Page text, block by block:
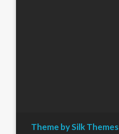
Theme by Silk Themes